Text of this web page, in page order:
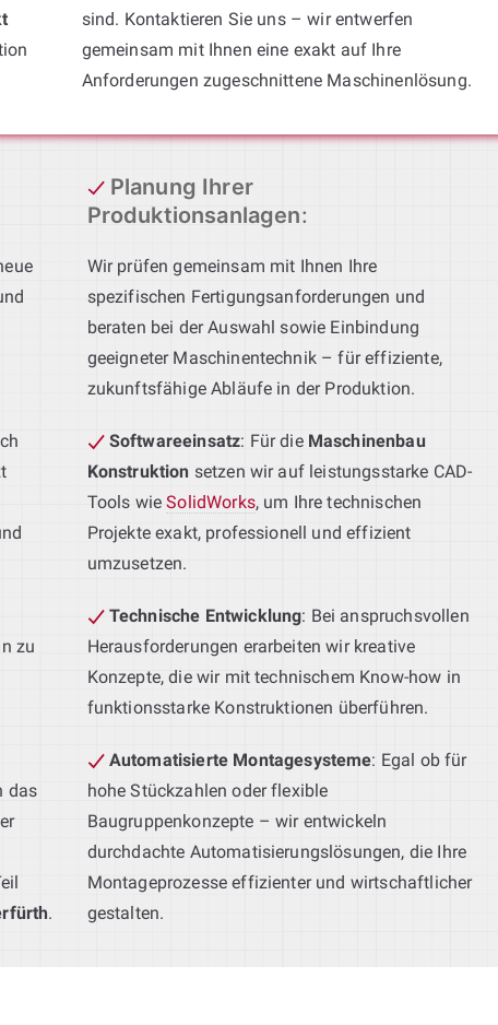
sind. Kontaktieren Sie uns – wir entwerfen
gemeinsam mit Ihnen eine exakt auf Ihre
Anforderungen zugeschnittene Maschinenlösung.
zu
das
.
Planung Ihrer
Produktionsanlagen:
Wir prüfen gemeinsam mit Ihnen Ihre
spezifischen Fertigungsanforderungen und
beraten bei der Auswahl sowie Einbindung
geeigneter Maschinentechnik – für effiziente,
zukunftsfähige Abläufe in der Produktion.
Softwareeinsatz: Für die Maschinenbau
Konstruktion setzen wir auf leistungsstarke CAD-
Tools wieSolidWorks, um Ihre technischen
Projekte exakt, professionell und effizient
umzusetzen.
Technische Entwicklung: Bei anspruchsvollen
Herausforderungen erarbeiten wir kreative
Konzepte, die wir mit technischem Know-how in
funktionsstarke Konstruktionen überführen.
Automatisierte Montagesysteme: Egal ob für
hohe Stückzahlen oder flexible
Baugruppenkonzepte – wir entwickeln
durchdachte Automatisierungslösungen, die Ihre
Montageprozesse effizienter und wirtschaftlicher
gestalten.